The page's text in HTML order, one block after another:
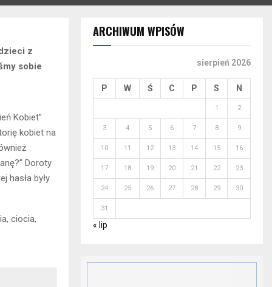
z
sobie
Kobiet”
kobiet na
Doroty
hasła były
ciocia,
ARCHIWUM WPISÓW
sierpień 2026
P W Ś C P S N
1 2
3 4 5 6 7 8 9
10 11 12 13 14 15 16
17 18 19 20 21 22 23
24 25 26 27 28 29 30
31
« lip